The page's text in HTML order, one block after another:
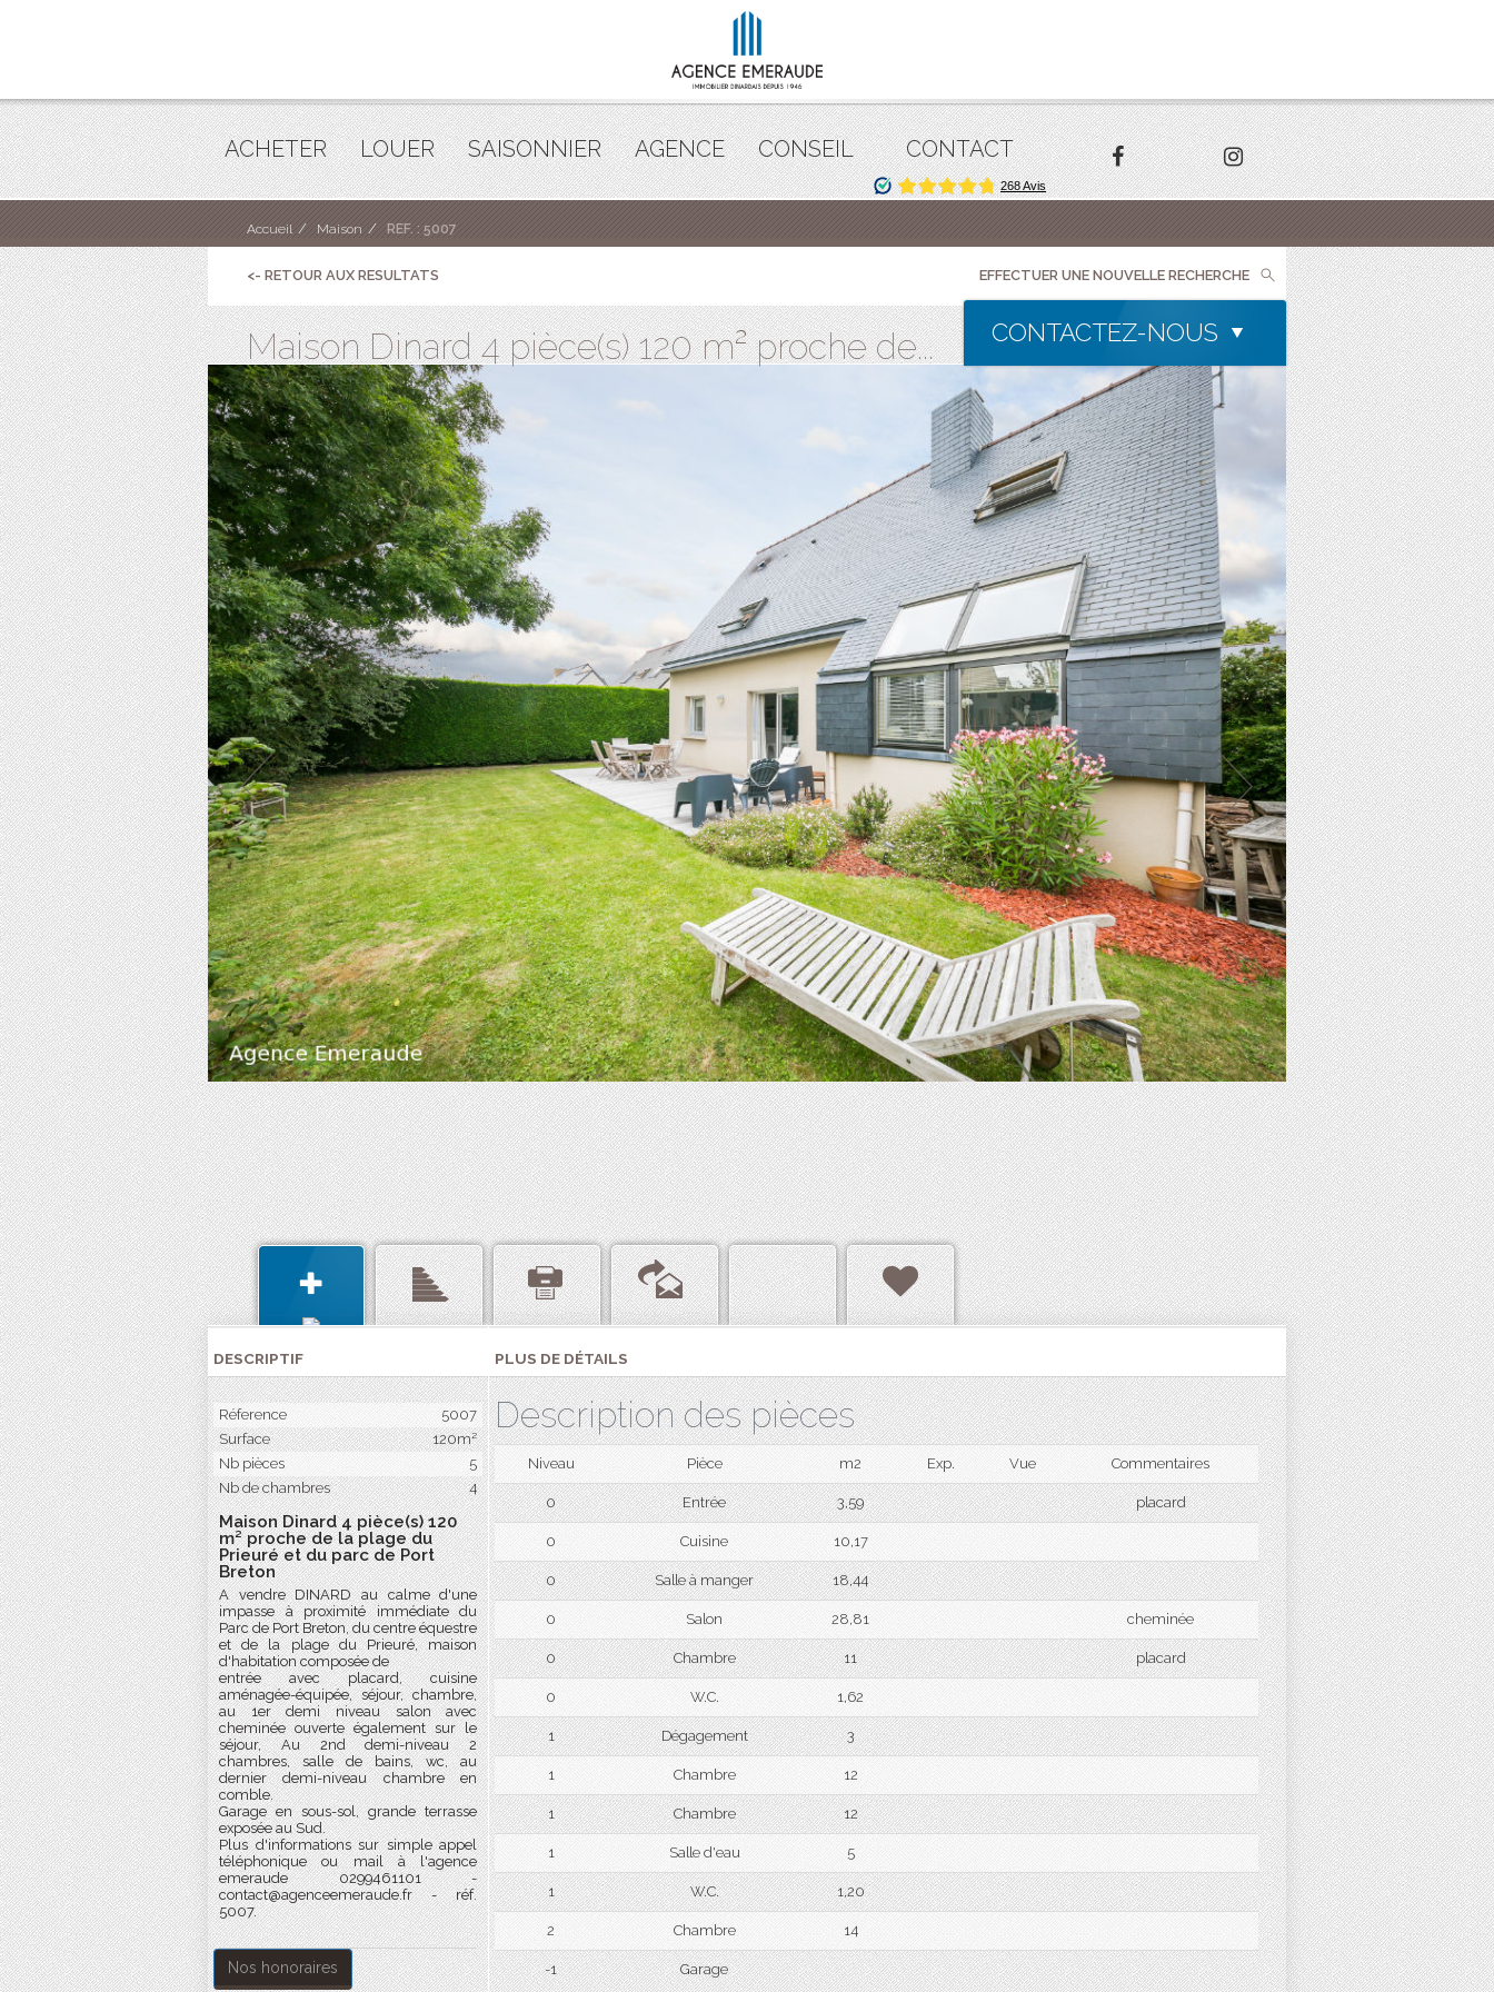
ACHETER LOUER SAISONNIER AGENCE CONSEIL CONTACT
Accueil Maison REF. : 5007
<- RETOUR AUX RESULTATS EFFECTUER UNE NOUVELLE RECHERCHE
Maison Dinard 4 pièce(s) 120 m² proche de... CONTACTEZ-NOUS
DESCRIPTIF
Réference
5007
Surface
120m²
Nb pièces
5
Nb de chambres
4
Maison Dinard 4 pièce(s) 120
m² proche de la plage du
Prieuré et du parc de Port
Breton
A vendre DINARD au calme d'une
impasse à proximité immédiate du
Parc de Port Breton, du centre équestre
et de la plage du Prieuré, maison
d'habitation composée de
entrée avec placard, cuisine
aménagée-équipée, séjour, chambre,
au 1er demi niveau salon avec
cheminée ouverte également sur le
séjour, Au 2nd demi-niveau 2
chambres, salle de bains, wc, au
dernier demi-niveau chambre en
comble.
Garage en sous-sol, grande terrasse
exposée au Sud.
Plus d'informations sur simple appel
téléphonique ou mail à l'agence
emeraude 0299461101 -
contact@agenceemeraude.fr - réf.
5007.
Nos honoraires
PLUS DE DÉTAILS
Description des pièces
Niveau Pièce m2 Exp. Vue Commentaires
0 Entrée 3,59 placard
0 Cuisine 10,17
0 Salle à manger 18,44
0 Salon 28,81 cheminée
0 Chambre 11 placard
0 W.C. 1,62
1 Dégagement 3
1 Chambre 12
1 Chambre 12
1 Salle d'eau 5
1 W.C. 1,20
2 Chambre 14
-1 Garage